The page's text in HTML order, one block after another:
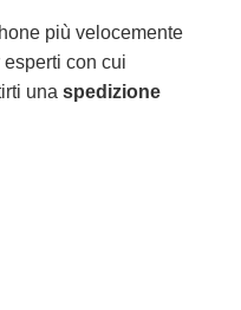
più velocemente
con cui
una spedizione